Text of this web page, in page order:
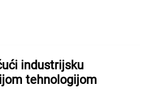
industrijsku
tehnologijom